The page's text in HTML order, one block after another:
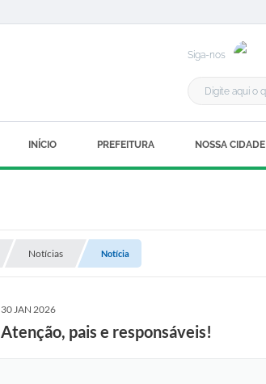
Siga-nos
INÍCIO PREFEITURA NOSSA CIDADE
Notícias Notícia
30 JAN 2026
Atenção, pais e responsáveis!